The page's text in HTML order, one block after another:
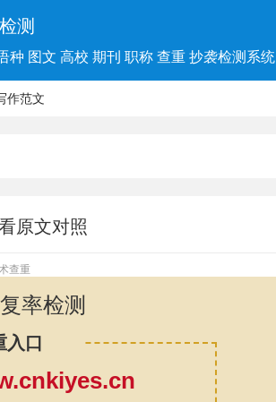
测
种 图文 高校 期刊 职称 查重 抄袭检测系统
作范文
原文对照
查重
率检测
入口